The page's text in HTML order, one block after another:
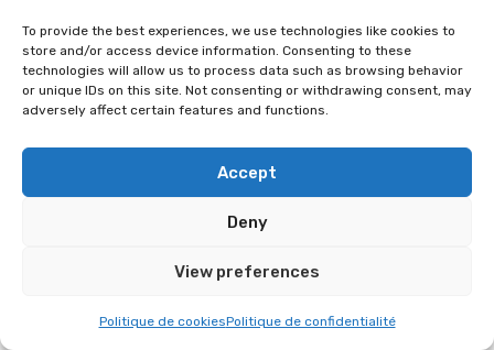
To provide the best experiences, we use technologies like cookies to
store and/or access device information. Consenting to these
technologies will allow us to process data such as browsing behavior
or unique IDs on this site. Not consenting or withdrawing consent, may
adversely affect certain features and functions.
Accept
Deny
View preferences
Politique de cookiesPolitique de confidentialité
für verschiedene Wettbewerbe
vor, denn obwohl ich
Illustrationen mache, ist mir
Programm unter Vorbehalt von